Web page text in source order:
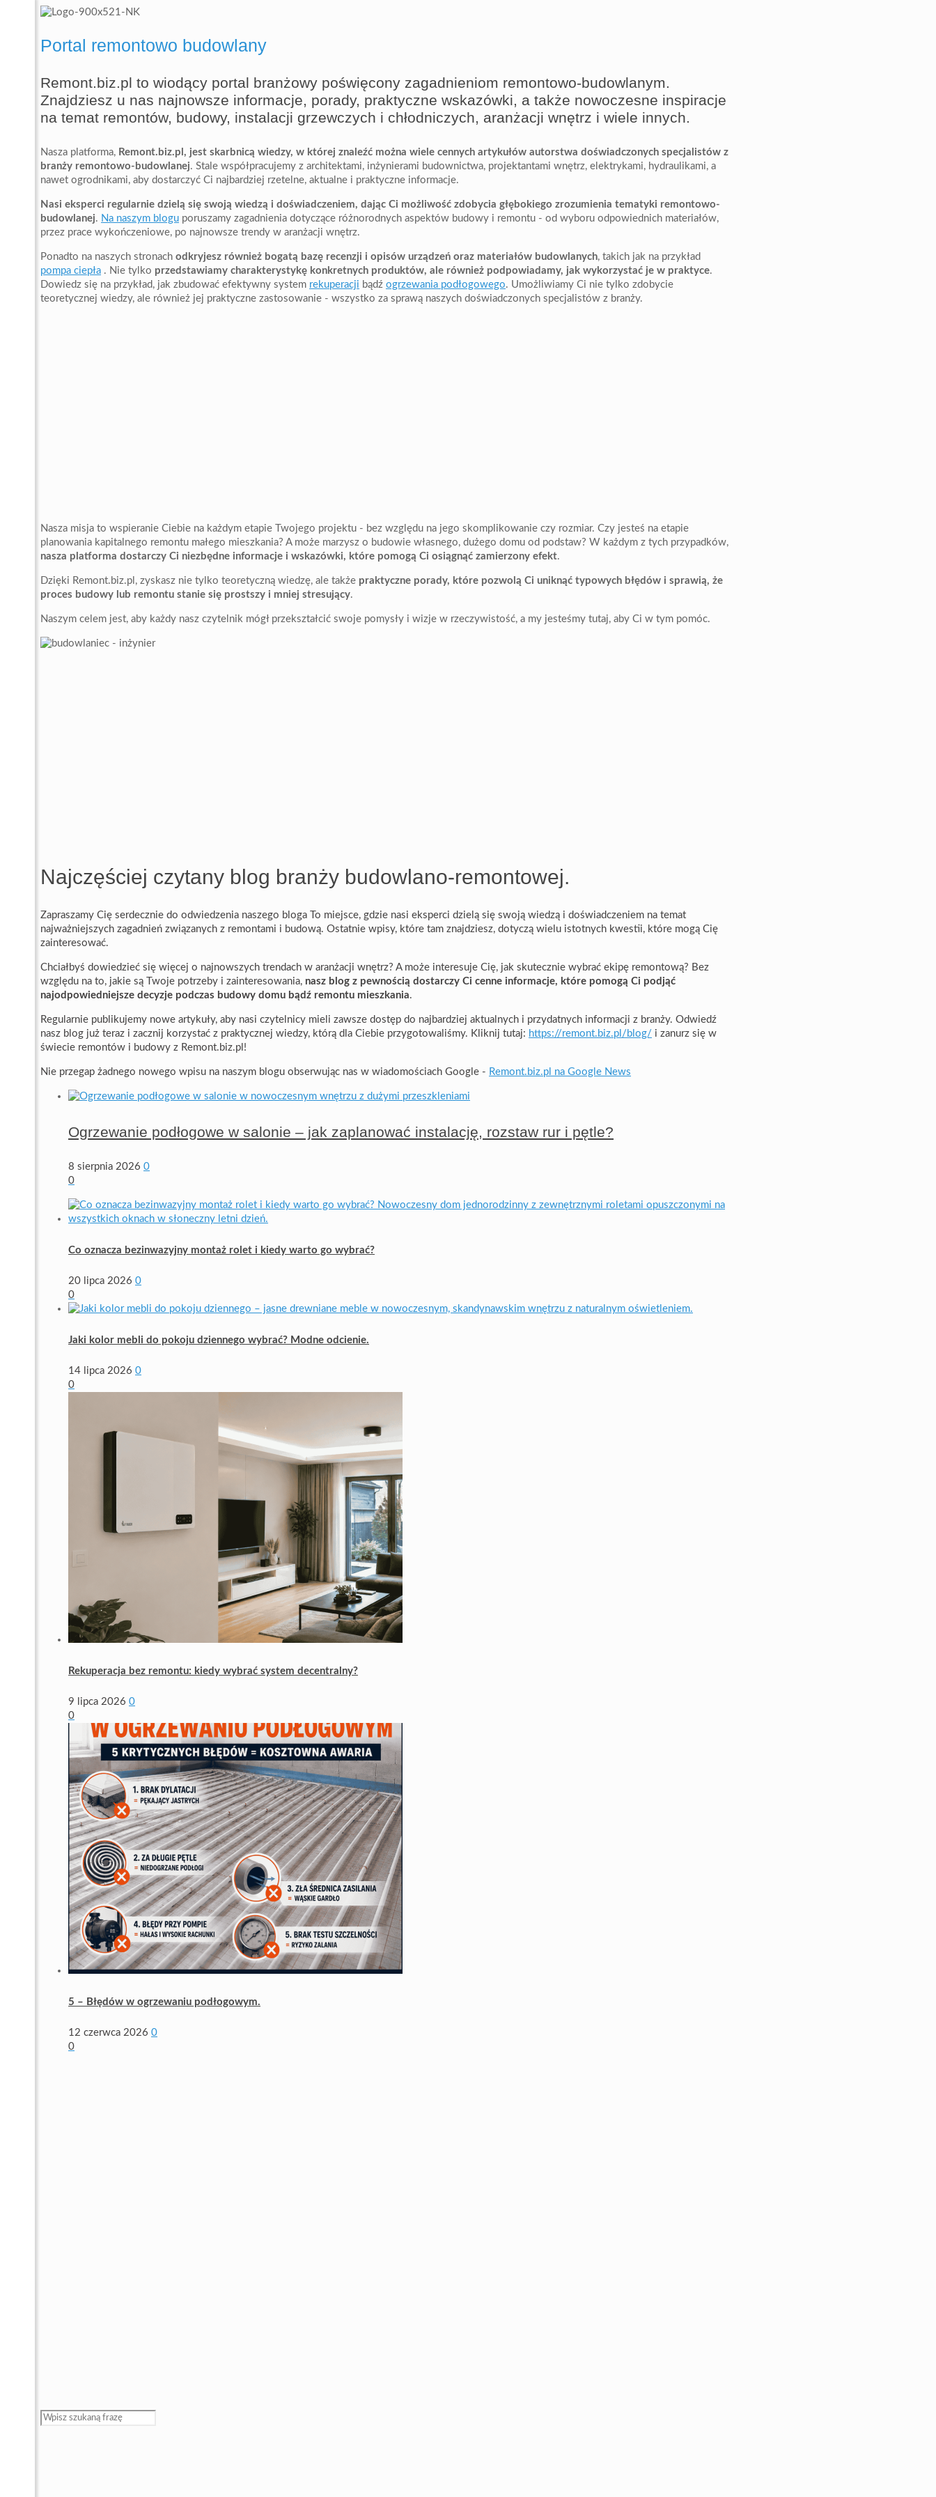
Portal remontowo budowlany
Remont.biz.pl to wiodący portal branżowy poświęcony zagadnieniom remontowo-budowlanym.
Znajdziesz u nas najnowsze informacje, porady, praktyczne wskazówki, a także nowoczesne inspiracje
na temat remontów, budowy, instalacji grzewczych i chłodniczych, aranżacji wnętrz i wiele innych.
Nasza platforma, Remont.biz.pl, jest skarbnicą wiedzy, w której znaleźć można wiele cennych artykułów autorstwa doświadczonych specjalistów z
branży remontowo-budowlanej. Stale współpracujemy z architektami, inżynierami budownictwa, projektantami wnętrz, elektrykami, hydraulikami, a
nawet ogrodnikami, aby dostarczyć Ci najbardziej rzetelne, aktualne i praktyczne informacje.
Nasi eksperci regularnie dzielą się swoją wiedzą i doświadczeniem, dając Ci możliwość zdobycia głębokiego zrozumienia tematyki remontowo-
budowlanej. Na naszym blogu poruszamy zagadnienia dotyczące różnorodnych aspektów budowy i remontu - od wyboru odpowiednich materiałów,
przez prace wykończeniowe, po najnowsze trendy w aranżacji wnętrz.
Ponadto na naszych stronach odkryjesz również bogatą bazę recenzji i opisów urządzeń oraz materiałów budowlanych, takich jak na przykład
pompa ciepła . Nie tylko przedstawiamy charakterystykę konkretnych produktów, ale również podpowiadamy, jak wykorzystać je w praktyce.
Dowiedz się na przykład, jak zbudować efektywny system rekuperacji bądź ogrzewania podłogowego. Umożliwiamy Ci nie tylko zdobycie
teoretycznej wiedzy, ale również jej praktyczne zastosowanie - wszystko za sprawą naszych doświadczonych specjalistów z branży.
Nasza misja to wspieranie Ciebie na każdym etapie Twojego projektu - bez względu na jego skomplikowanie czy rozmiar. Czy jesteś na etapie
planowania kapitalnego remontu małego mieszkania? A może marzysz o budowie własnego, dużego domu od podstaw? W każdym z tych przypadków,
nasza platforma dostarczy Ci niezbędne informacje i wskazówki, które pomogą Ci osiągnąć zamierzony efekt.
Dzięki Remont.biz.pl, zyskasz nie tylko teoretyczną wiedzę, ale także praktyczne porady, które pozwolą Ci uniknąć typowych błędów i sprawią, że
proces budowy lub remontu stanie się prostszy i mniej stresujący.
Naszym celem jest, aby każdy nasz czytelnik mógł przekształcić swoje pomysły i wizje w rzeczywistość, a my jesteśmy tutaj, aby Ci w tym pomóc.
Najczęściej czytany blog branży budowlano-remontowej.
Zapraszamy Cię serdecznie do odwiedzenia naszego bloga To miejsce, gdzie nasi eksperci dzielą się swoją wiedzą i doświadczeniem na temat
najważniejszych zagadnień związanych z remontami i budową. Ostatnie wpisy, które tam znajdziesz, dotyczą wielu istotnych kwestii, które mogą Cię
zainteresować.
Chciałbyś dowiedzieć się więcej o najnowszych trendach w aranżacji wnętrz? A może interesuje Cię, jak skutecznie wybrać ekipę remontową? Bez
względu na to, jakie są Twoje potrzeby i zainteresowania, nasz blog z pewnością dostarczy Ci cenne informacje, które pomogą Ci podjąć
najodpowiedniejsze decyzje podczas budowy domu bądź remontu mieszkania.
Regularnie publikujemy nowe artykuły, aby nasi czytelnicy mieli zawsze dostęp do najbardziej aktualnych i przydatnych informacji z branży. Odwiedź
nasz blog już teraz i zacznij korzystać z praktycznej wiedzy, którą dla Ciebie przygotowaliśmy. Kliknij tutaj: https://remont.biz.pl/blog/ i zanurz się w
świecie remontów i budowy z Remont.biz.pl!
Nie przegap żadnego nowego wpisu na naszym blogu obserwując nas w wiadomościach Google - Remont.biz.pl na Google News
Ogrzewanie podłogowe w salonie – jak zaplanować instalację, rozstaw rur i pętle?
8 sierpnia 2026 0
0
Co oznacza bezinwazyjny montaż rolet i kiedy warto go wybrać?
20 lipca 2026 0
0
Jaki kolor mebli do pokoju dziennego wybrać? Modne odcienie.
14 lipca 2026 0
0
Rekuperacja bez remontu: kiedy wybrać system decentralny?
9 lipca 2026 0
0
5 – Błędów w ogrzewaniu podłogowym.
12 czerwca 2026 0
0